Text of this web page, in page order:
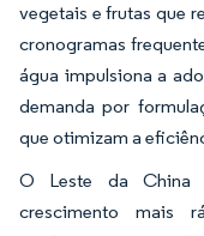
vegetais e frutas que
cronogramas
água impulsiona a
demanda por
que otimizam a
O Leste da China
crescimento mais